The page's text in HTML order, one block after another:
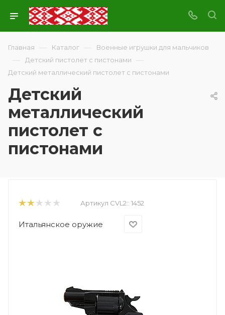
Главная — Каталог — Военные игрушки для мальчиков
— Детский пистолет с пистонами —
Детский металлический пистолет с пистонами
Детский
металлический
пистолет с
пистонами
Артикул CVL2:: 1452
Итальянское оружие